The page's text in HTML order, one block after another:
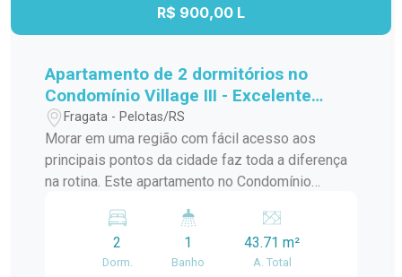
localização privilegiada e um imóvel com
R$ 900,00 L
Apartamento de 2 dormitórios no
Condomínio Village III - Excelente
localização na Avenida Duque de
Caxias
Fragata - Pelotas/RS
Morar em uma região com fácil acesso aos
principais pontos da cidade faz toda a diferença
na rotina. Este apartamento no Condomínio
localização estratégica, sendo uma excelente
opção para quem busca qualidade de vida,
mobilidade e conveniência em um dos endereços
2
Dorm.
1
Banho
43.71 m²
A. Total